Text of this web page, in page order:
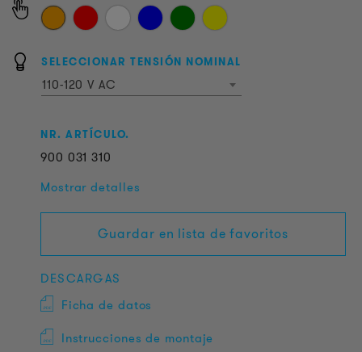
SELECCIONAR TENSIÓN NOMINAL
110-120 V AC
NR. ARTÍCULO.
900 031 310
Mostrar detalles
Guardar en lista de favoritos
DESCARGAS
Ficha de datos
Instrucciones de montaje